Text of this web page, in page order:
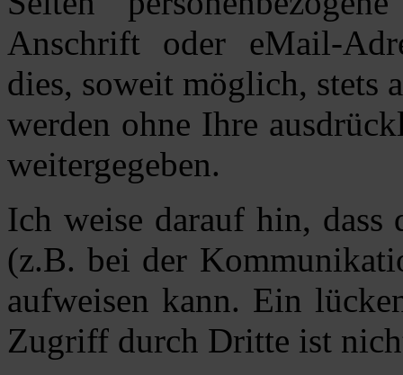
Anschrift oder eMail-
dies, soweit möglich, stets
werden ohne Ihre
weitergegeben.
Ich weise darauf hin, dass
(z.B. bei der
aufweisen kann. Ein
Zugriff durch Dritte ist